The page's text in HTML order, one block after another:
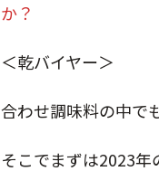
か？
＜乾バイヤー＞
合わせ調味料の中で
そこでまずは2023年